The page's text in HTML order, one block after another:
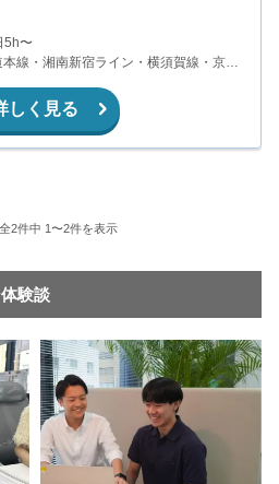
5h〜
線・湘南新宿ライン・横須賀線・京浜
しく見る
全2件中 1〜2件を表示
験談